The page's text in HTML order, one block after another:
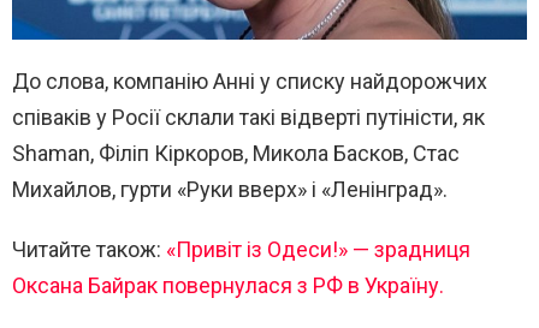
До слова, компанію Анні у списку найдорожчих
співаків у Росії склали такі відверті путіністи, як
Shaman, Філіп Кіркоров, Микола Басков, Стас
Михайлов, гурти «Руки вверх» і «Ленінград».
Читайте також: «Привіт із Одеси!» — зрадниця
Оксана Байрак повернулася з РФ в Україну.